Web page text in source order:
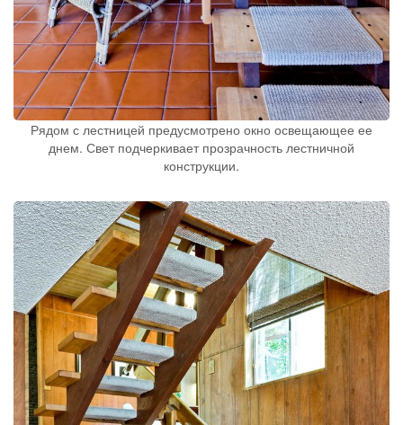
Рядом с лестницей предусмотрено окно освещающее ее
днем. Свет подчеркивает прозрачность лестничной
конструкции.